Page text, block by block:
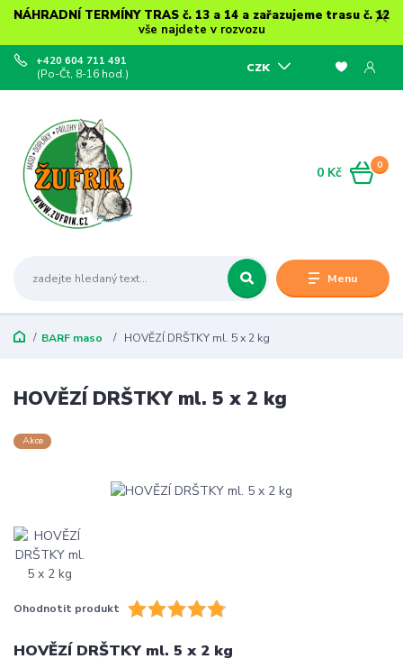
NÁHRADNÍ TERMÍNY TRAS č. 13 a 14 a zařazujeme trasu č. 12
vše najdete v rozvozu
Menu
CZK
+420 604 711 491
(Po-Čt, 8-16 hod.)
0
0 Kč
BARF maso HOVĚZÍ DRŠTKY ml. 5 x 2 kg
HOVĚZÍ DRŠTKY ml. 5 x 2 kg
Akce
Ohodnotit produkt
HOVĚZÍ DRŠTKY ml. 5 x 2 kg